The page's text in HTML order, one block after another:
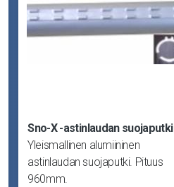
Sno-X -astinlaudan suojaputki
Yleismallinen alumiininen
astinlaudan suojaputki. Pituus
960mm.